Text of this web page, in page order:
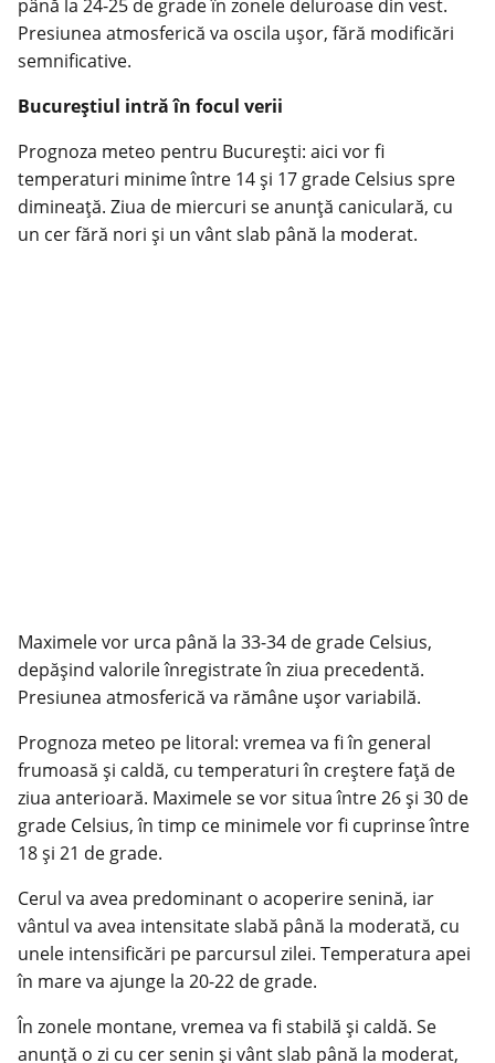
până la 24-25 de grade în zonele deluroase din vest.
Presiunea atmosferică va oscila ușor, fără modificări
semnificative.
Bucureștiul intră în focul verii
Prognoza meteo pentru București: aici vor fi
temperaturi minime între 14 și 17 grade Celsius spre
dimineață. Ziua de miercuri se anunță caniculară, cu
un cer fără nori și un vânt slab până la moderat.
Maximele vor urca până la 33-34 de grade Celsius,
depășind valorile înregistrate în ziua precedentă.
Presiunea atmosferică va rămâne ușor variabilă.
Prognoza meteo pe litoral: vremea va fi în general
frumoasă și caldă, cu temperaturi în creștere față de
ziua anterioară. Maximele se vor situa între 26 și 30 de
grade Celsius, în timp ce minimele vor fi cuprinse între
18 și 21 de grade.
Cerul va avea predominant o acoperire senină, iar
vântul va avea intensitate slabă până la moderată, cu
unele intensificări pe parcursul zilei. Temperatura apei
în mare va ajunge la 20-22 de grade.
În zonele montane, vremea va fi stabilă și caldă. Se
anunță o zi cu cer senin și vânt slab până la moderat,